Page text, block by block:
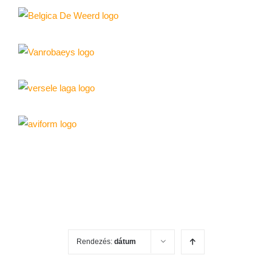
Rendezés: dátum